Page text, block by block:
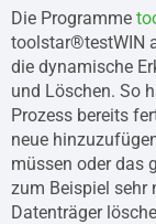
Die Programme
toolstar®testWIN
die dynamische
und Löschen. So
Prozess bereits
neue
müssen oder das
zum Beispiel sehr
Datenträger